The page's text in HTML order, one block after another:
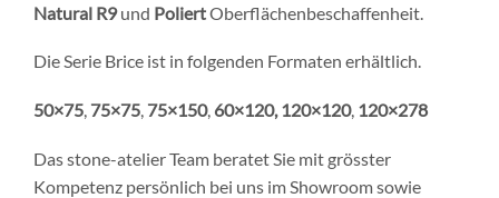
Natural R9und PoliertOberflächenbeschaffenheit.
Die Serie Brice ist in folgenden Formaten erhältlich.
50×75, 75×75, 75×150, 60×120,120×120, 120×278
Das stone-atelier Team beratet Sie mit grösster
Kompetenz persönlich bei uns im Showroom sowie